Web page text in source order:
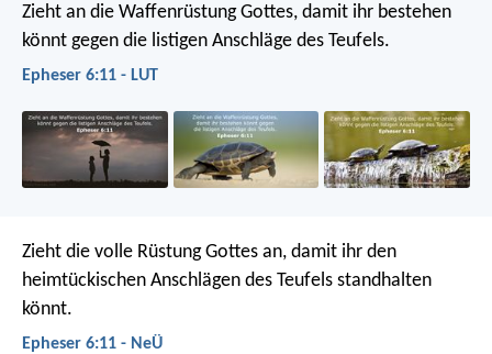
Zieht an die Waffenrüstung Gottes, damit ihr bestehen
könnt gegen die listigen Anschläge des Teufels.
Epheser 6:11 - LUT
Zieht die volle Rüstung Gottes an, damit ihr den
heimtückischen Anschlägen des Teufels standhalten
könnt.
Epheser 6:11 - NeÜ